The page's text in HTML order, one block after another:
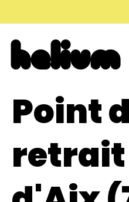
Point
retrait